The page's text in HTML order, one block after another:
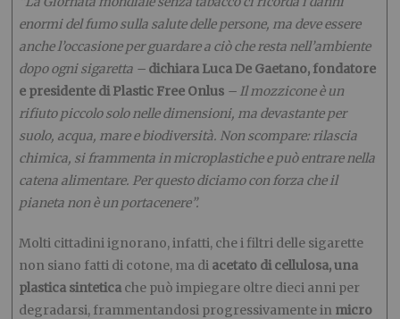
enormi del fumo sulla salute delle persone, ma deve essere
anche l’occasione per guardare a ciò che resta nell’ambiente
dopo ogni sigaretta – dichiara Luca De Gaetano, fondatore
e presidente di Plastic Free Onlus – Il mozzicone è un
rifiuto piccolo solo nelle dimensioni, ma devastante per
suolo, acqua, mare e biodiversità. Non scompare: rilascia
chimica, si frammenta in microplastiche e può entrare nella
catena alimentare. Per questo diciamo con forza che il
pianeta non è un portacenere”.
Molti cittadini ignorano, infatti, che i filtri delle sigarette
non siano fatti di cotone, ma di acetato di cellulosa, una
plastica sintetica che può impiegare oltre dieci anni per
degradarsi, frammentandosi progressivamente in micro